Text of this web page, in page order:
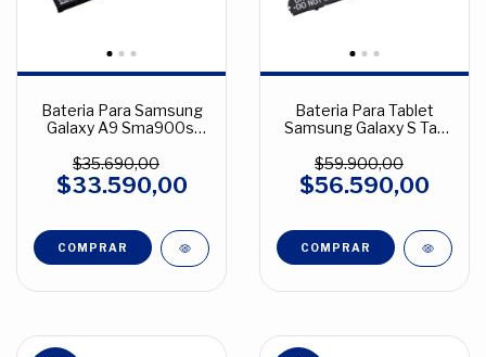
Bateria Para Samsung
Galaxy A9 Sma900sl
$35.690,00
$33.590,00
Bateria Para Tablet
Samsung Galaxy S Tab
$59.900,00
$56.590,00